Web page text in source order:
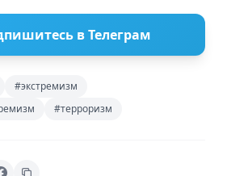
в Телеграм
#экстремизм
#терроризм